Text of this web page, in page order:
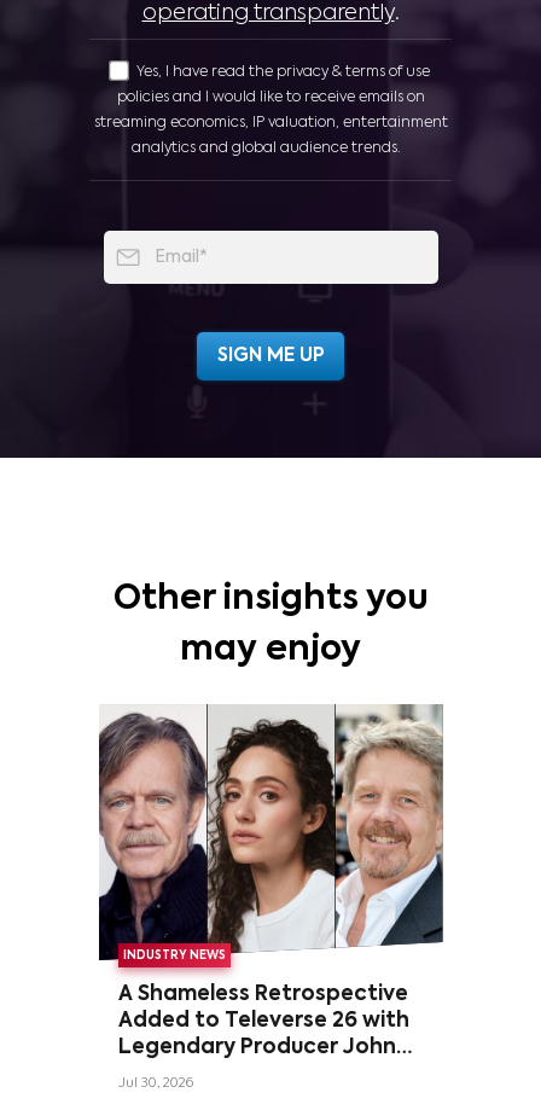
operating transparently.
Yes, I have read the privacy & terms of use
policies and I would like to receive emails on
streaming economics, IP valuation, entertainment
analytics and global audience trends.
Other insights you
may enjoy
INDUSTRY NEWS
A Shameless Retrospective
Added to Televerse 26 with
Legendary Producer John
Wells and Series’ Stars
Jul 30, 2026